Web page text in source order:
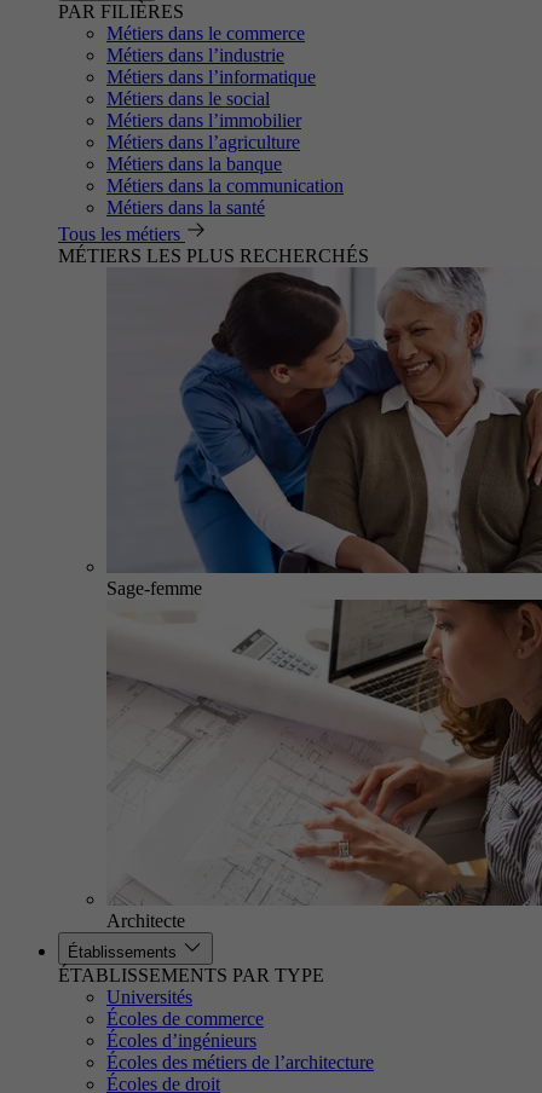
PAR FILIÈRES
Métiers dans le commerce
Métiers dans l’industrie
Métiers dans l’informatique
Métiers dans le social
Métiers dans l’immobilier
Métiers dans l’agriculture
Métiers dans la banque
Métiers dans la communication
Métiers dans la santé
Tous les métiers
MÉTIERS LES PLUS RECHERCHÉS
Sage-femme
Architecte
Établissements
ÉTABLISSEMENTS PAR TYPE
Universités
Écoles de commerce
Écoles d’ingénieurs
Écoles des métiers de l’architecture
Écoles de droit